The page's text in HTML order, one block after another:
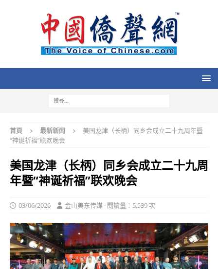
首頁 最新新闻
美国龙津（长柄）同乡会成立二十九周年暨
“神诞祈福”联欢晚会
美国龙津（长柄）同乡会成立二十九周
年暨“神诞祈福”联欢晚会
03/06/2026 金山美东传媒 · 閱讀量：5,539 次